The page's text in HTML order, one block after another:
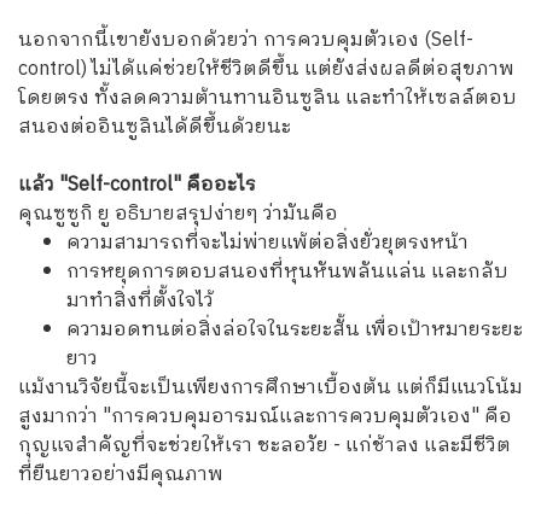
นอกจากนี้เขายังบอกด้วยว่า การควบคุมตัวเอง (Self-
control) ไม่ได้แค่ช่วยให้ชีวิตดีขึ้น แต่ยังส่งผลดีต่อสุขภาพ
โดยตรง ทั้งลดความต้านทานอินซูลิน และทำให้เซลล์ตอบ
สนองต่ออินซูลินได้ดีขึ้นด้วยนะ
แล้ว "Self-control" คืออะไร
คุณซูซูกิ ยู อธิบายสรุปง่ายๆ ว่ามันคือ
ความสามารถที่จะไม่พ่ายแพ้ต่อสิ่งยั่วยุตรงหน้า
การหยุดการตอบสนองที่หุนหันพลันแล่น และกลับ
มาทำสิ่งที่ตั้งใจไว้
ความอดทนต่อสิ่งล่อใจในระยะสั้น เพื่อเป้าหมายระยะ
ยาว
แม้งานวิจัยนี้จะเป็นเพียงการศึกษาเบื้องต้น แต่ก็มีแนวโน้ม
สูงมากว่า "การควบคุมอารมณ์และการควบคุมตัวเอง" คือ
กุญแจสำคัญที่จะช่วยให้เรา ชะลอวัย - แก่ช้าลง และมีชีวิต
ที่ยืนยาวอย่างมีคุณภาพ